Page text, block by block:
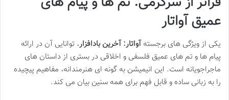
عمیق آواتار
یکی از ویژگی های برجستهآواتار: آخرین بادافزار، توانایی آن در ارائه
پیام ها و تم های عمیق فلسفی و اخلاقی در بستری از داستان های
ماجراجویانه است. این انیمیشن به گونه ای هنرمندانه، مفاهیم پیچیده
را به زبانی ساده و قابل فهم برای همه سنین بیان می کند.